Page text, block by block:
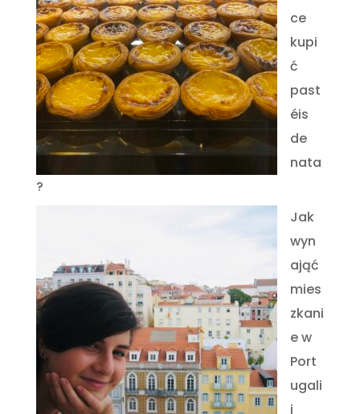
ce
kupi
ć
past
éis
de
nata
?
Jak
wyn
ająć
mies
zkani
e w
Port
ugali
i